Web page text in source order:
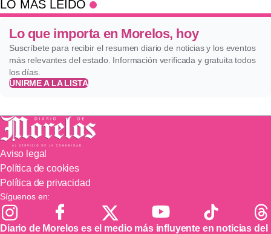
LO MÁS LEÍDO
Lo que importa en Morelos, hoy
Suscríbete para recibir el resumen diario de noticias y los eventos
más relevantes del estado. Información verificada y gratuita todos
los días.
UNIRME A LA LISTA
Aviso legal
Política de cookies
Política de privacidad
Síguenos en:
Diario de Morelos es el medio más influyente en noticias del